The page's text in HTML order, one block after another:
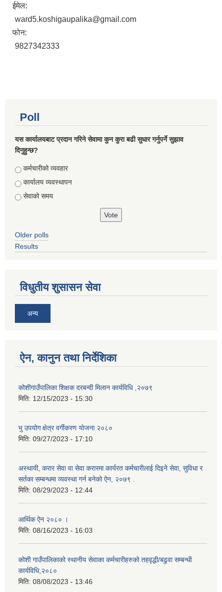
ईमेल:
ward5.koshigaupalika@gmail.com
फोन:
9827342333
Poll
यस कार्यालयबाट प्रदान गरिने सेवामा कुन कुरा बढी सुधार गर्नुपर्ने सुझाव
दिनुहुन्छ?
Choices
कर्मचारीको व्यवहार
कार्यालय व्यवस्थापन
सेवाको समय
Older polls
Results
विधुतीय शुसासन सेवा
अन्य
ऐन, कानुन तथा निर्देशिका
कोशीगाउँपालिका शिक्षक दरबन्दी मिलान कार्यविधि ,२०७९
मिति: 12/15/2023 - 15:30
भु उपयोग क्षेत्र वर्गीकरण योजना २०८०
मिति: 09/27/2023 - 17:10
अस्थायी, करार सेवा वा सेवा करारमा कार्यरत कर्मचारीलाई दिइने सेवा, सुविधा र
सर्तका सम्बन्धमा व्यवस्था गर्न बनेको ऐन, २०७९ ‍.
मिति: 08/29/2023 - 12:44
आर्थिक ऐन २०८० ।
मिति: 08/16/2023 - 16:03
कोशी गाउँपालिकाको स्थानीय सेवाका कर्मचारीहरुको तहवृद्धी/बढुवा सम्बन्धी
कार्यविधि,२०८०
मिति: 08/08/2023 - 13:46